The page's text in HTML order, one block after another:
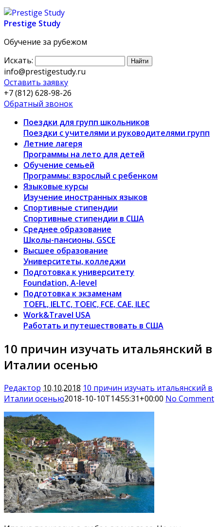
Prestige Study
Обучение за рубежом
Искать:
info@prestigestudy.ru
Оставить заявку
+7 (812) 628-98-26
Обратный звонок
Поездки для групп школьников
Поездки с учителями и руководителями групп
Летние лагеря
Программы на лето для детей
Обучение семьей
Программы: взрослый с ребенком
Языковые курсы
Изучение иностранных языков
Спортивные стипендии
Спортивные стипендии в США
Среднее образование
Школы-пансионы, GSCE
Высшее образование
Университеты, колледжи
Подготовка к университету
Foundation, A-level
Подготовка к экзаменам
TOEFL, IELTC, TOEIC, FCE, CAE, ILEC
Work&Travel USA
Работать и путешествовать в США
10 причин изучать итальянский в
Италии осенью
Редактор 10.10.2018 10 причин изучать итальянский в
Италии осенью2018-10-10T14:55:31+00:00 No Comment